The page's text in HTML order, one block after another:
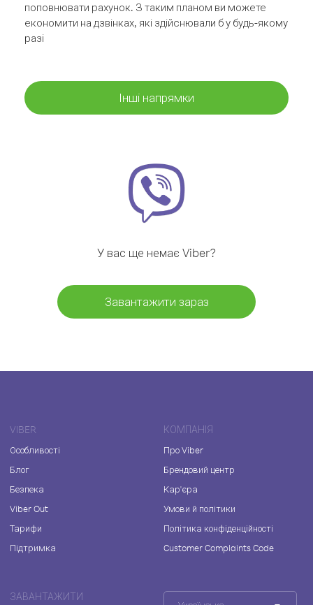
поповнювати рахунок. З таким планом ви можете
економити на дзвінках, які здійснювали б у будь-якому
разі
Інші напрямки
У вас ще немає Viber?
Завантажити зараз
VIBER
Особливості
Блог
Безпека
Viber Out
Тарифи
Підтримка
КОМПАНІЯ
Про Viber
Брендовий центр
Кар'єра
Умови й політики
Політика конфіденційності
Customer Complaints Code
ЗАВАНТАЖИТИ